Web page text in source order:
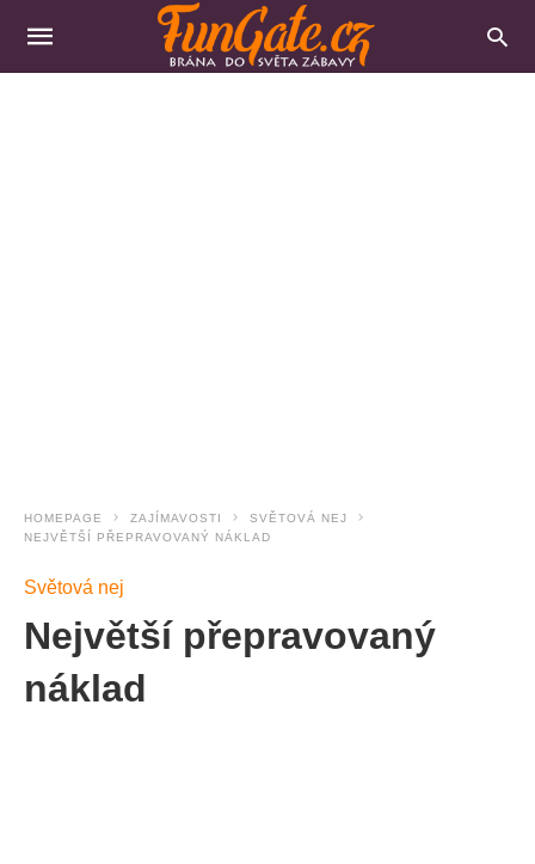
HOMEPAGE ZAJÍMAVOSTI
SVĚTOVÁ NEJ
NEJVĚTŠÍ PŘEPRAVOVANÝ NÁKLAD
Světová nej
Největší přepravovaný
náklad